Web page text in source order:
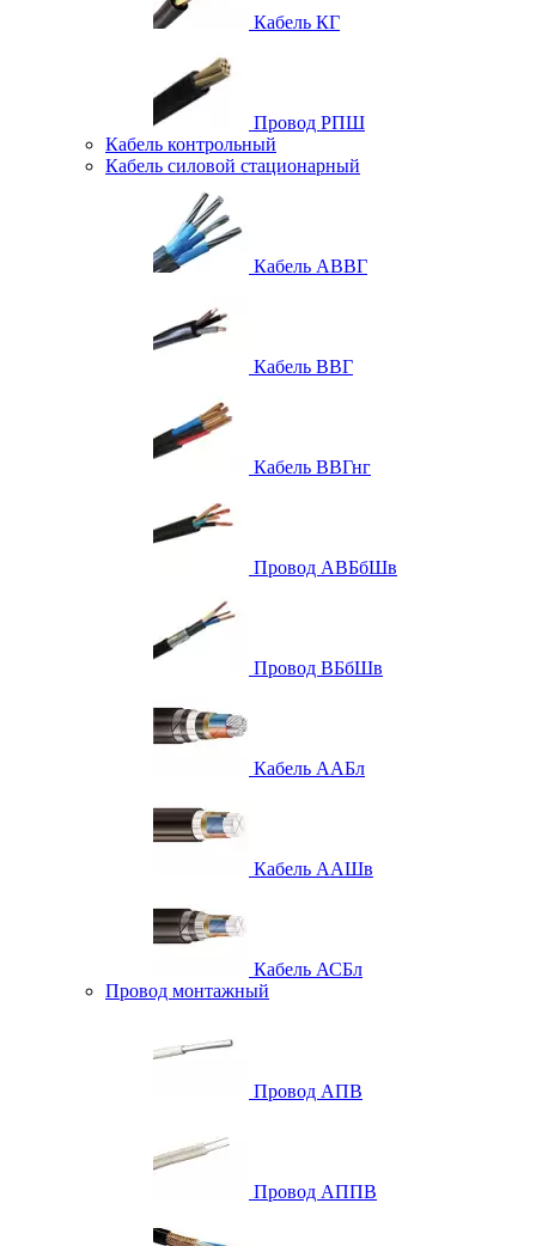
Кабель КГ
Провод РПШ
Кабель контрольный
Кабель силовой стационарный
Кабель АВВГ
Кабель ВВГ
Кабель ВВГнг
Провод АВБбШв
Провод ВБбШв
Кабель ААБл
Кабель ААШв
Кабель АСБл
Провод монтажный
Провод АПВ
Провод АППВ